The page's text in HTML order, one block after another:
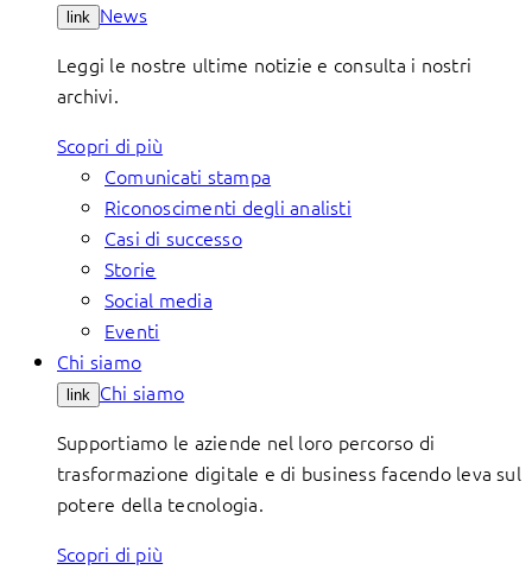
link News
Leggi le nostre ultime notizie e consulta i nostri
archivi.
Scopri di più
Comunicati stampa
Riconoscimenti degli analisti
Casi di successo
Storie
Social media
Eventi
Chi siamo
link Chi siamo
Supportiamo le aziende nel loro percorso di
trasformazione digitale e di business facendo leva sul
potere della tecnologia.
Scopri di più